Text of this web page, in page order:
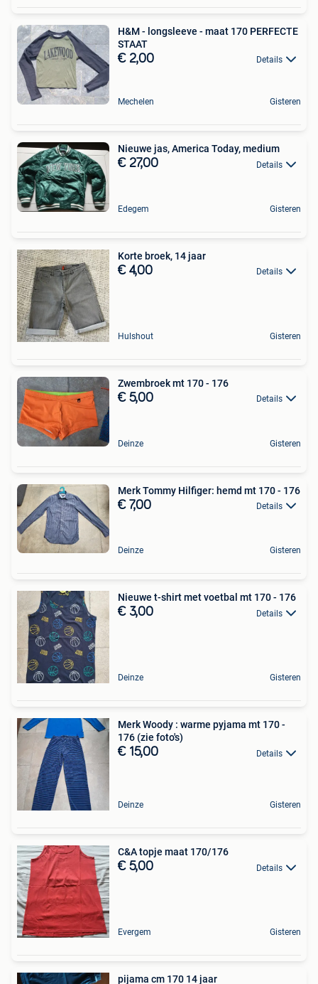
H&M - longsleeve - maat 170 PERFECTE
STAAT
€ 2,00 Details
Mechelen Gisteren
Nieuwe jas, America Today, medium
€ 27,00 Details
Edegem Gisteren
Korte broek, 14 jaar
€ 4,00 Details
Hulshout Gisteren
Zwembroek mt 170 - 176
€ 5,00 Details
Deinze Gisteren
Merk Tommy Hilfiger: hemd mt 170 - 176
€ 7,00 Details
Deinze Gisteren
Nieuwe t-shirt met voetbal mt 170 - 176
€ 3,00 Details
Deinze Gisteren
Merk Woody : warme pyjama mt 170 -
176 (zie foto's)
€ 15,00 Details
Deinze Gisteren
C&A topje maat 170/176
€ 5,00 Details
Evergem Gisteren
pijama cm 170 14 jaar